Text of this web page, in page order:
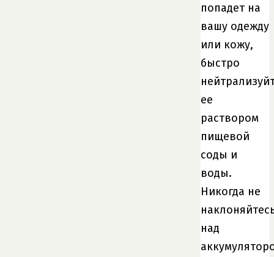
попадет на
вашу одежду
или кожу,
быстро
ее
раствором
пищевой
соды и
воды.
Никогда не
над